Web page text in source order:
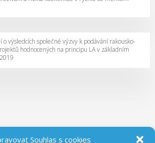
Souhlas s cookies
o výsledcích společné výzvy k podávání rakousko-
hodnocených na principu LA v základním